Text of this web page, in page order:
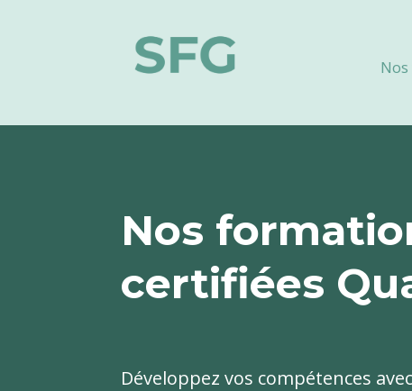
Nos
certifiées
Développez vos compétences